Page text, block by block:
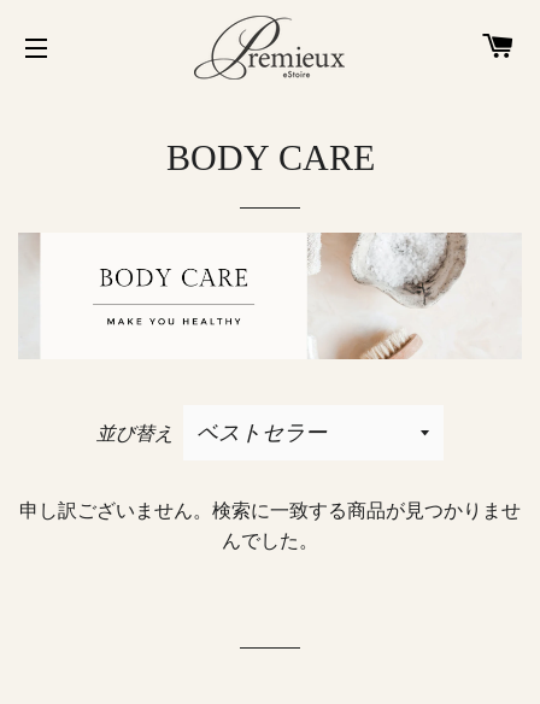
BODY CARE
並び替え
申し訳ございません。検索に一致する商品が見つかりませ
んでした。